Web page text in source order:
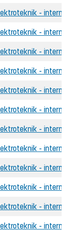
-
-
-
-
-
-
-
-
-
-
-
-